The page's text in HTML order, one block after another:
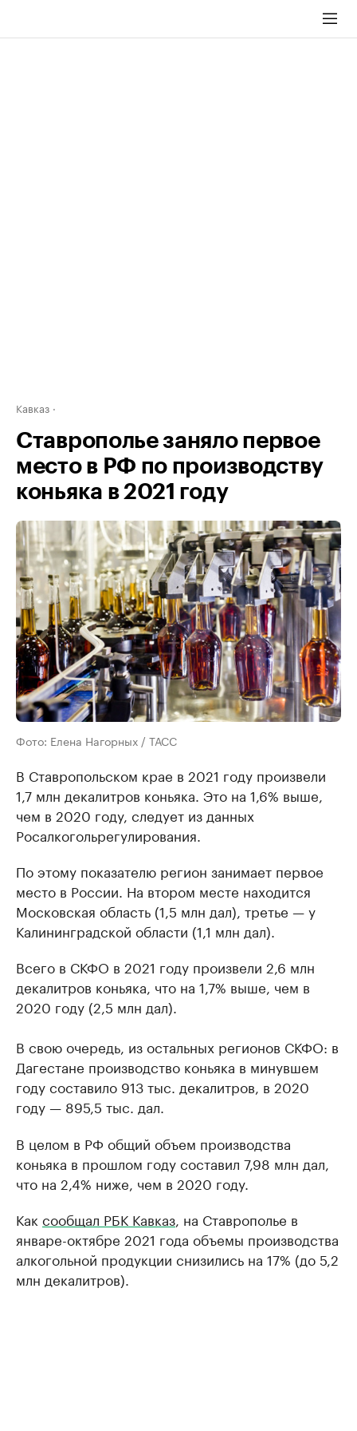
Кавказ
Ставрополье заняло первое
место в РФ по производству
коньяка в 2021 году
Фото: Елена Нагорных / ТАСС
В Ставропольском крае в 2021 году произвели
1,7 млн декалитров коньяка. Это на 1,6% выше,
чем в 2020 году, следует из данных
Росалкогольрегулирования.
По этому показателю регион занимает первое
место в России. На втором месте находится
Московская область (1,5 млн дал), третье — у
Калининградской области (1,1 млн дал).
Всего в СКФО в 2021 году произвели 2,6 млн
декалитров коньяка, что на 1,7% выше, чем в
2020 году (2,5 млн дал).
В свою очередь, из остальных регионов СКФО: в
Дагестане производство коньяка в минувшем
году составило 913 тыс. декалитров, в 2020
году — 895,5 тыс. дал.
В целом в РФ общий объем производства
коньяка в прошлом году составил 7,98 млн дал,
что на 2,4% ниже, чем в 2020 году.
Как сообщал РБК Кавказ, на Ставрополье в
январе-октябре 2021 года объемы производства
алкогольной продукции снизились на 17% (до 5,2
млн декалитров).